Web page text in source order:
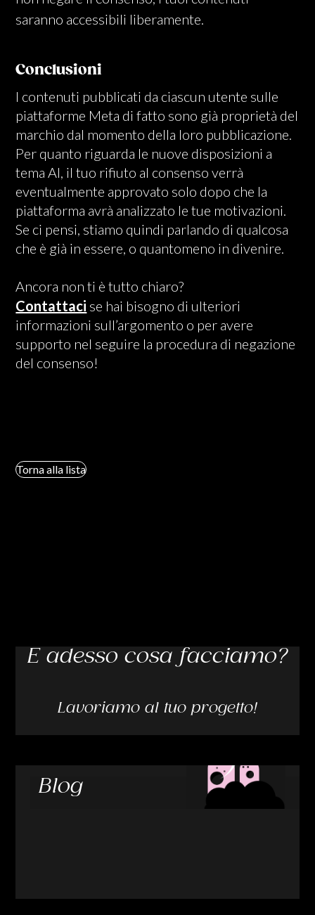
saranno accessibili liberamente.
Conclusioni
I contenuti pubblicati da ciascun utente sulle
piattaforme Meta di fatto sono già proprietà del
marchio dal momento della loro pubblicazione.
Per quanto riguarda le nuove disposizioni a
tema AI, il tuo rifiuto al consenso verrà
eventualmente approvato solo dopo che la
piattaforma avrà analizzato le tue motivazioni.
Se ci pensi, stiamo quindi parlando di qualcosa
che è già in essere, o quantomeno in divenire.
Ancora non ti è tutto chiaro?
Contattaci se hai bisogno di ulteriori
informazioni sull’argomento o per avere
supporto nel seguire la procedura di negazione
del consenso!
Torna alla lista
E adesso cosa facciamo?
Lavoriamo al tuo progetto!
Blog